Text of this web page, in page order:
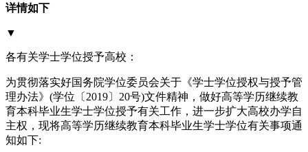
详情如下
▼
各有关学士学位授予高校：
为贯彻落实好国务院学位委员会关于《学士学位授权与授予管
理办法》(学位〔2019〕20号)文件精神，做好高等学历继续教
育本科毕业生学士学位授予有关工作，进一步扩大高校办学自
主权，现将高等学历继续教育本科毕业生学士学位有关事项通
知如下: